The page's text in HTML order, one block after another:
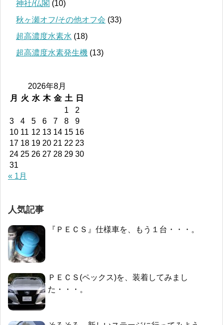
神社/仏閣 (10)
秋ヶ瀬オフ/その他オフ会 (33)
超高濃度水素水 (18)
超高濃度水素発生機 (13)
2026年8月
月
火 水 木 金 土
日
1
2
3
4 5 6 7 8
9
10 11 12 13 14 15 16
17 18 19 20 21 22 23
24 25 26 27 28 29 30
31
« 1月
人気記事
『ＰＥＣＳ』仕様車を、もう１台・・・。
ＰＥＣＳ(ペックス)を、装着してみまし
た・・・。